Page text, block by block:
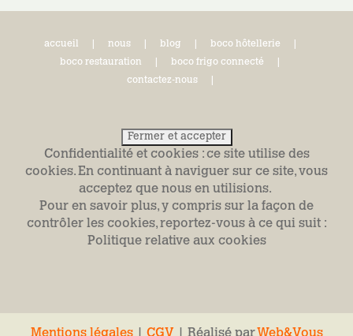
accueil nous blog
boco hôtellerie
boco restauration
boco frigo connecté
contactez-nous
Confidentialité et cookies : ce site utilise des
cookies. En continuant à naviguer sur ce site, vous
acceptez que nous en utilisions.
Pour en savoir plus, y compris sur la façon de
contrôler les cookies, reportez-vous à ce qui suit :
Politique relative aux cookies